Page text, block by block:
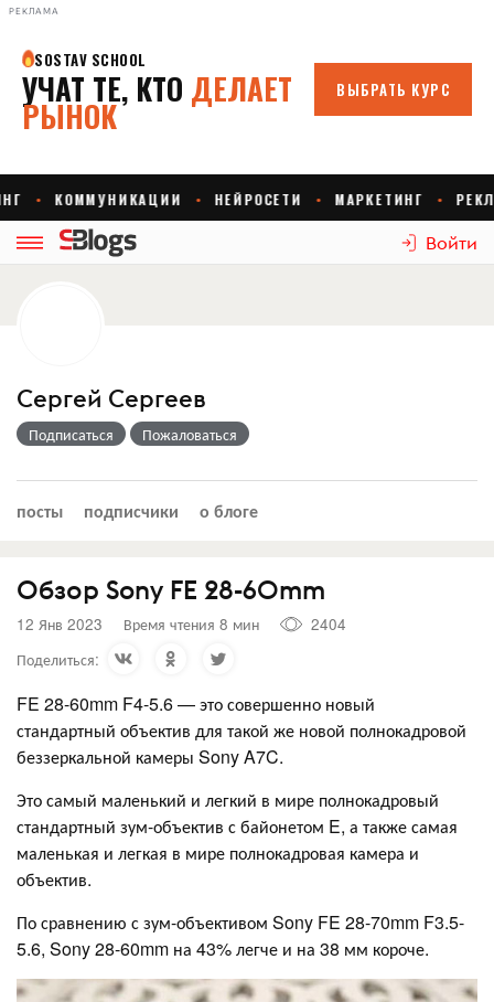
РЕКЛАМА
Войти
Сергей Сергеев
Подписаться Пожаловаться
посты подписчики о блоге
Обзор Sony FE 28-60mm
12 Янв 2023 Время чтения 8 мин
2404
Поделиться:
FE 28-60mm F4-5.6 — это совершенно новый
стандартный объектив для такой же новой полнокадровой
беззеркальной камеры Sony A7C.
Это самый маленький и легкий в мире полнокадровый
стандартный зум-объектив с байонетом E, а также самая
маленькая и легкая в мире полнокадровая камера и
объектив.
По сравнению с зум-объективом Sony FE 28-70mm F3.5-
5.6, Sony 28-60mm на 43% легче и на 38 мм короче.